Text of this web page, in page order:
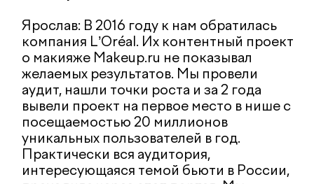
сотрудников: стоимость найма
продолжает расти.
Кроме того, мы активно инвестируем в
направление кибербезопасности.
Защита персональных данных
становится всё важнее — мы очень
внимательно относимся к любым
данным наших клиентов. Второй год
сертификат по кибербезопасности
Cybervadis (основанный на ISO27001), к
тому же мы являемся операторами
персональных данных в Минцифры.